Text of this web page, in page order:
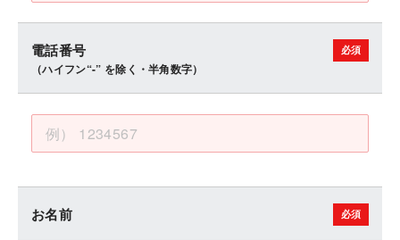
電話番号
（ハイフン“-” を除く・半角数字）
お名前